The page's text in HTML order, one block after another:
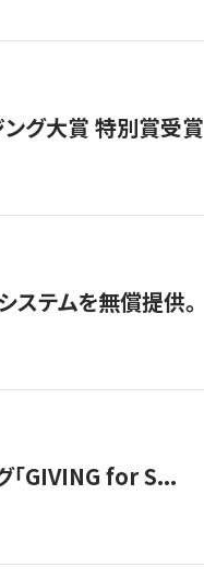
ング大賞 特別賞受賞
ステムを無償提供。
「GIVING for S...